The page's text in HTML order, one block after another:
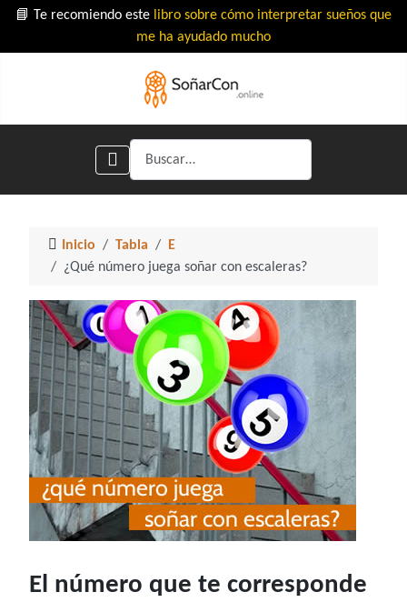
📘 Te recomiendo este libro sobre cómo interpretar sueños que
me ha ayudado mucho
Buscar
Inicio Tabla
E
¿Qué número juega soñar con escaleras?
El número que te corresponde